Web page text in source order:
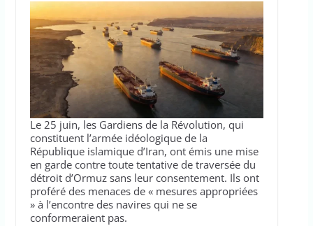
Le 25 juin, les Gardiens de la Révolution, qui
constituent l’armée idéologique de la
République islamique d’Iran, ont émis une mise
en garde contre toute tentative de traversée du
détroit d’Ormuz sans leur consentement. Ils ont
proféré des menaces de « mesures appropriées
» à l’encontre des navires qui ne se
conformeraient pas.